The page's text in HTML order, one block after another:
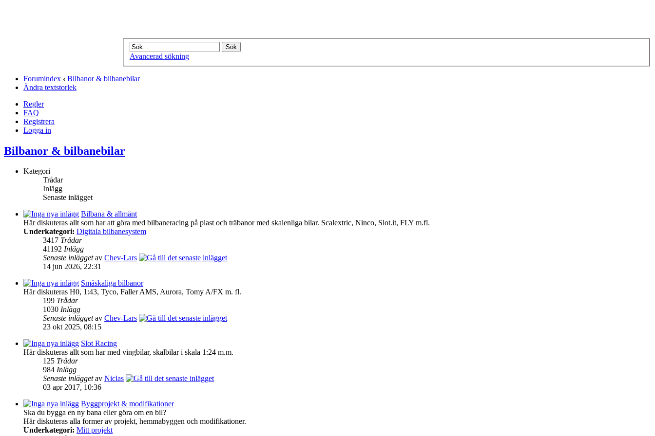
Avancerad sökning
Forumindex ‹ Bilbanor & bilbanebilar
Ändra textstorlek
Regler
FAQ
Registrera
Logga in
Bilbanor & bilbanebilar
Kategori
Trådar
Inlägg
Senaste inlägget
Bilbana & allmänt
Här diskuteras allt som har att göra med bilbaneracing på plast och träbanor med skalenliga bilar. Scalextric, Ninco, Slot.it, FLY m.fl.
Underkategori: Digitala bilbanesystem
3417 Trådar
41192 Inlägg
Senaste inläggetav Chev-Lars
14 jun 2026, 22:31
Småskaliga bilbanor
Här diskuteras H0, 1:43, Tyco, Faller AMS, Aurora, Tomy A/FX m. fl.
199 Trådar
1030 Inlägg
Senaste inläggetav Chev-Lars
23 okt 2025, 08:15
Slot Racing
Här diskuteras allt som har med vingbilar, skalbilar i skala 1:24 m.m.
125 Trådar
984 Inlägg
Senaste inläggetav Niclas
03 apr 2017, 10:36
Byggprojekt & modifikationer
Ska du bygga en ny bana eller göra om en bil?
Här diskuteras alla former av projekt, hemmabyggen och modifikationer.
Underkategori: Mitt projekt